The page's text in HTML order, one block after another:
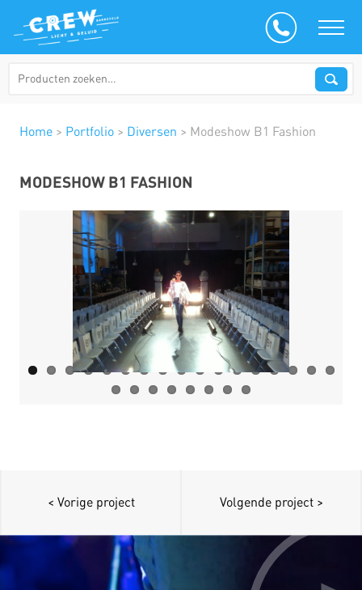
Home > Portfolio > Diversen > Modeshow B1 Fashion
MODESHOW B1 FASHION
< Vorige project Volgende project >